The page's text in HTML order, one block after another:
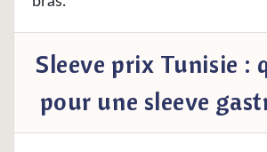
Sleeve prix Tunisie :
pour une sleeve